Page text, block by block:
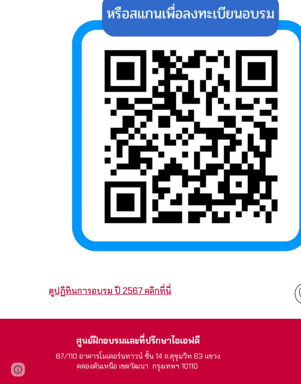
ดูปฏิทินการอบรม ปี 2567 คลิกที่นี่
ศูนย์ฝึกอบรมและที่ปรึกษาไอเอฟดี
87/110 อาคารโมเดอร์นทาวน์ ชั้น 14 ถ.สุขุมวิท 63 แขวง
คลองตันเหนือ เขตวัฒนา กรุงเทพฯ 10110
Google Sites Report abuse